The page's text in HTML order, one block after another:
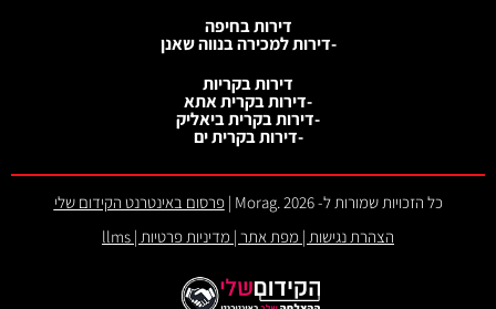
דירות בחיפה
-דירות למכירה בנווה שאנן
דירות בקריות
-דירות בקרית אתא
-דירות בקרית ביאליק
-דירות בקרית ים
כל הזכויות שמורות ל- 2026 .Morag |
פרסום באינטרנט הקידום שלי
הצהרת נגישות | מפת אתר | מדיניות פרטיות |
llms